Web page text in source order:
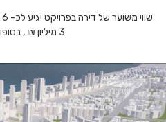
3 מיליון ₪ , בסופו של תהליך.